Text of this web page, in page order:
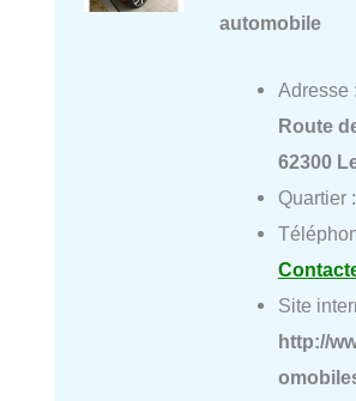
automobile
Adresse :
Route
62300
Quartier :
Site
http://